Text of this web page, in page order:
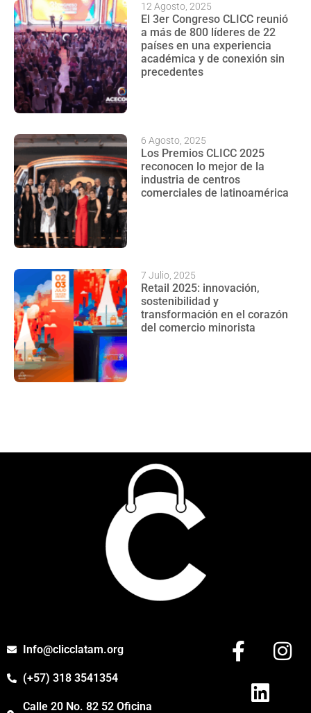
El 3er Congreso CLICC reunió
a más de 800 líderes de 22
países en una experiencia
académica y de conexión sin
precedentes
12 Agosto, 2025
Los Premios CLICC 2025
reconocen lo mejor de la
industria de centros
comerciales de latinoamérica
6 Agosto, 2025
Retail 2025: innovación,
sostenibilidad y
transformación en el corazón
del comercio minorista
7 Julio, 2025
Info@clicclatam.org
(+57) 318 3541354
Calle 20 No. 82 52 Oficina